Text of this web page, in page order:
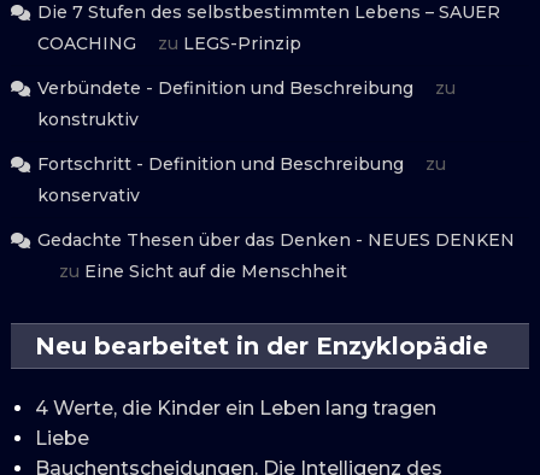
Die 7 Stufen des selbstbestimmten Lebens – SAUER
COACHING
zu LEGS-Prinzip
Verbündete - Definition und Beschreibung
zu
konstruktiv
Fortschritt - Definition und Beschreibung
zu
konservativ
Gedachte Thesen über das Denken - NEUES DENKEN
zu Eine Sicht auf die Menschheit
Neu bearbeitet in der Enzyklopädie
4 Werte, die Kinder ein Leben lang tragen
Liebe
Bauchentscheidungen. Die Intelligenz des